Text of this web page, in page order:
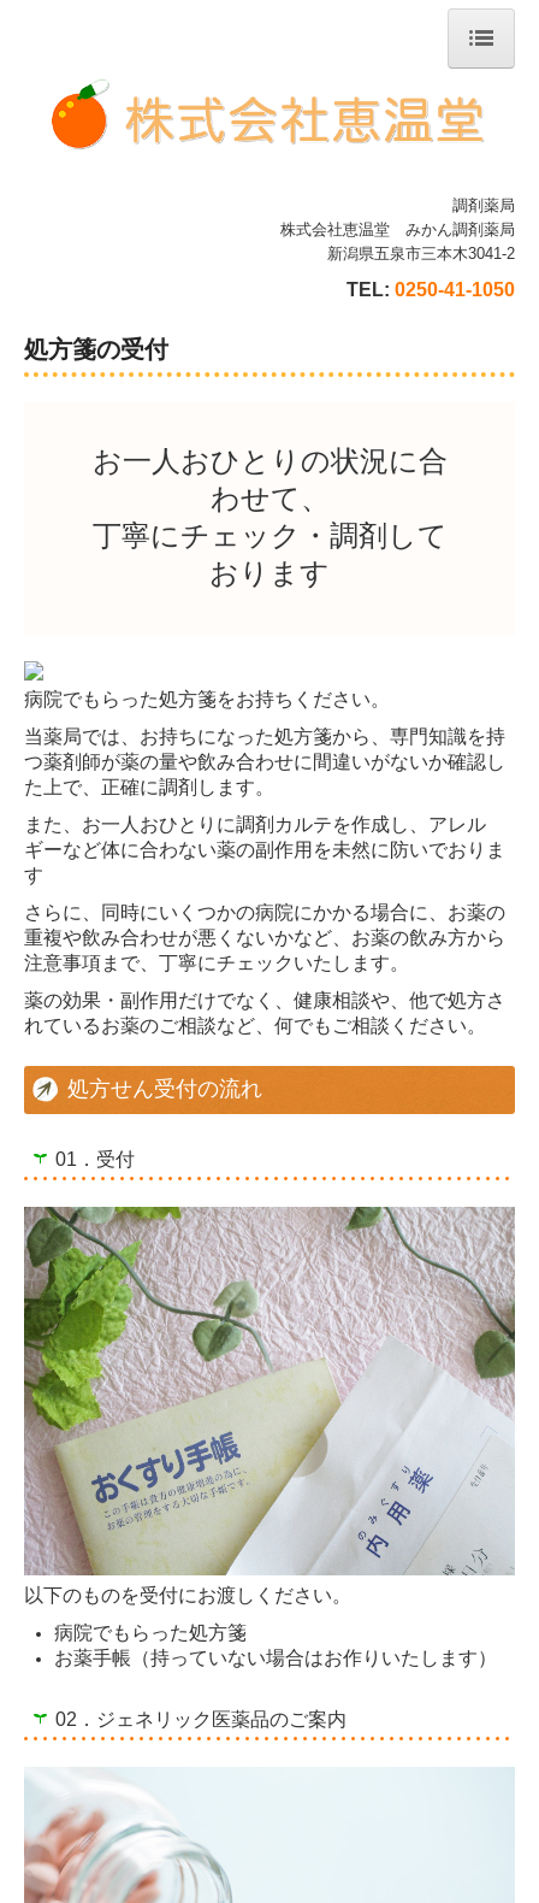
ホーム
当薬局について
はづき調剤薬局 万代店
調剤薬局
株式会社恵温堂 みかん調剤薬局
新潟県五泉市三本木3041-2
TEL: 0250-41-1050
処方箋の受付
お一人おひとりの状況に合
わせて、
丁寧にチェック・調剤して
おります
病院でもらった処方箋をお持ちください。
当薬局では、お持ちになった処方箋から、専門知識を持
つ薬剤師が薬の量や飲み合わせに間違いがないか確認し
た上で、正確に調剤します。
また、お一人おひとりに調剤カルテを作成し、アレル
ギーなど体に合わない薬の副作用を未然に防いでおりま
す
さらに、同時にいくつかの病院にかかる場合に、お薬の
重複や飲み合わせが悪くないかなど、お薬の飲み方から
注意事項まで、丁寧にチェックいたします。
薬の効果・副作用だけでなく、健康相談や、他で処方さ
れているお薬のご相談など、何でもご相談ください。
処方せん受付の流れ
01．受付
以下のものを受付にお渡しください。
病院でもらった処方箋
お薬手帳（持っていない場合はお作りいたします）
02．ジェネリック医薬品のご案内